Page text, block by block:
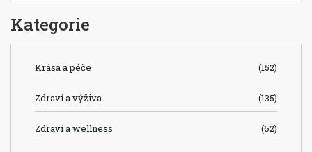
Kategorie
Krása a péče (152)
Zdraví a výživa (135)
Zdraví a wellness (62)